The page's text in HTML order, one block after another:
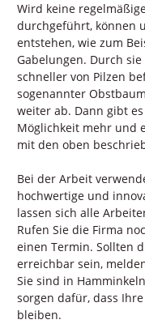
Wird keine
durchgeführt, können
entstehen, wie zum
Gabelungen. Durch
schneller von Pilzen
sogenannter
weiter ab. Dann gibt
Möglichkeit mehr und
mit den oben
Bei der Arbeit
hochwertige und
lassen sich alle
Rufen Sie die Firma
einen Termin. Sollten
erreichbar sein,
Sie sind in
sorgen dafür, dass
bleiben.